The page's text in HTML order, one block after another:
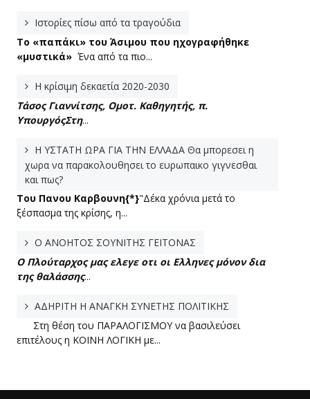
Ιστορίες πίσω από τα τραγούδια
Το «παπάκι» του Άσιμου που ηχογραφήθηκε
«μυστικά» Ένα από τα πιο...
Η κρίσιμη δεκαετία 2020-2030
Τάσος Γιαννίτσης, Ομοτ. Καθηγητής, π.
ΥπουργόςΣτη...
Η ΥΣΤΑΤΗ ΩΡΑ ΓΙΑ ΤΗΝ ΕΛΛΑΔΑ Θα μπορεσει η
χωρα να παρακολουθησει το ευρωπαικο γιγνεσθαι
και πως?
Του Πανου Καρβουνη{*}"Δέκα χρόνια μετά το
ξέσπασμα της κρίσης, η...
Ο ΑΝΟΗΤΟΣ ΣΟΥΝΙΤΗΣ ΓΕΙΤΟΝΑΣ
Ο Πλούταρχος μας ελεγε οτι οι Ελληνες μόνον δια
της θαλάσσης...
ΑΔΗΡΙΤΗ Η ΑΝΑΓΚΗ ΣΥΝΕΤΗΣ ΠΟΛΙΤΙΚΗΣ
Στη θέση του ΠΑΡΑΛΟΓΙΣΜΟΥ να βασιλεύσει
επιτέλους η ΚΟΙΝΗ ΛΟΓΙΚΗ με...